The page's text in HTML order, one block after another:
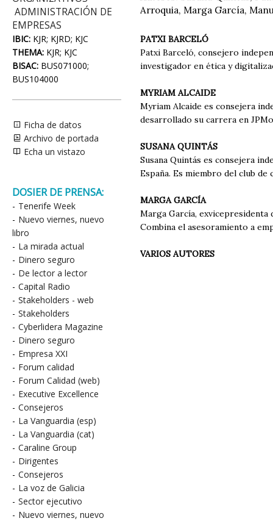
ADMINISTRACIÓN DE
EMPRESAS
IBIC: KJR; KJRD; KJC
THEMA: KJR; KJC
BISAC: BUS071000;
BUS104000
Ficha de datos
Archivo de portada
Echa un vistazo
DOSIER DE PRENSA:
- Tenerife Week
- Nuevo viernes, nuevo
libro
- La mirada actual
- Dinero seguro
- De lector a lector
- Capital Radio
- Stakeholders - web
- Stakeholders
- Cyberlidera Magazine
- Dinero seguro
- Empresa XXI
- Forum calidad
- Forum Calidad (web)
- Executive Excellence
- Consejeros
- La Vanguardia (esp)
- La Vanguardia (cat)
- Caraline Group
- Dirigentes
- Consejeros
- La voz de Galicia
- Sector ejecutivo
- Nuevo viernes, nuevo
Arroquia, Marga García,
PATXI BARCELÓ
Patxi Barceló, consejero
investigador en ética y
MYRIAM ALCAIDE
Myriam Alcaide es consejera
desarrollado su carrera en
SUSANA QUINTÁS
Susana Quintás es consejera
España. Es miembro del club de
MARGA GARCÍA
Marga García,
Combina el asesoramiento a
VARIOS AUTORES